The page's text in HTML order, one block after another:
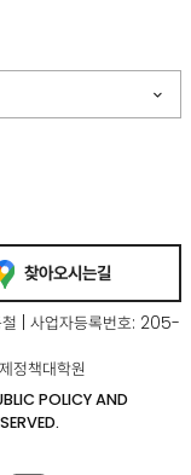
찾아오시는길
철 | 사업자등록번호: 205-
정책대학원
POLICY AND